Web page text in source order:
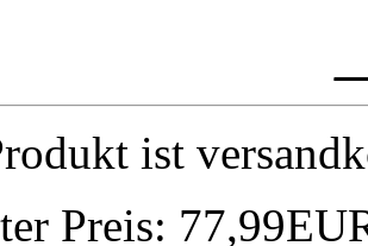
ist
Preis: